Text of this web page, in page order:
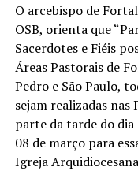
O arcebispo de
OSB, orienta que
Sacerdotes e Fiéis
Áreas Pastorais de
Pedro e São Paulo,
sejam realizadas nas
parte da tarde do dia
08 de março para
Igreja